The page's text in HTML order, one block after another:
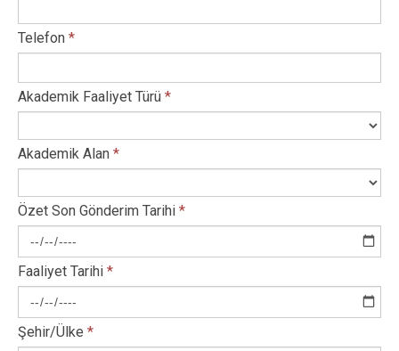
Telefon *
Akademik Faaliyet Türü *
Akademik Alan *
Özet Son Gönderim Tarihi *
Faaliyet Tarihi *
Şehir/Ülke *